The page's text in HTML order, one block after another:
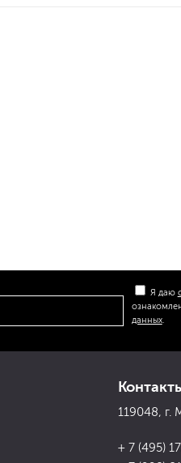
119048, г.
+ 7 (495)
Я даю
данных.